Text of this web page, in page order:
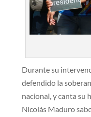
Durante su
defendido la
nacional, y canta su
Nicolás Maduro